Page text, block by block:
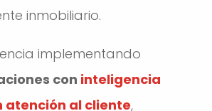
inmobiliario.
implementando
con inteligencia
atención al cliente,